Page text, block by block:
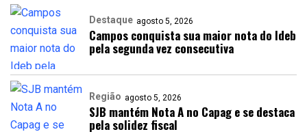
Destaque agosto 5, 2026
Campos conquista sua maior nota do Ideb
pela segunda vez consecutiva
Região agosto 5, 2026
SJB mantém Nota A no Capag e se destaca
pela solidez fiscal